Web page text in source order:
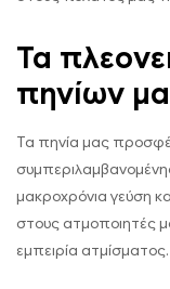
Τα
πηνίων
Τα πηνία μας
μακροχρόνια γεύση
στους ατμοποιητές
εμπειρία ατμίσματος.